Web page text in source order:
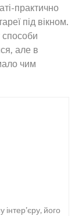
практично
під вікном.
але в
чим
інтер’єру, його